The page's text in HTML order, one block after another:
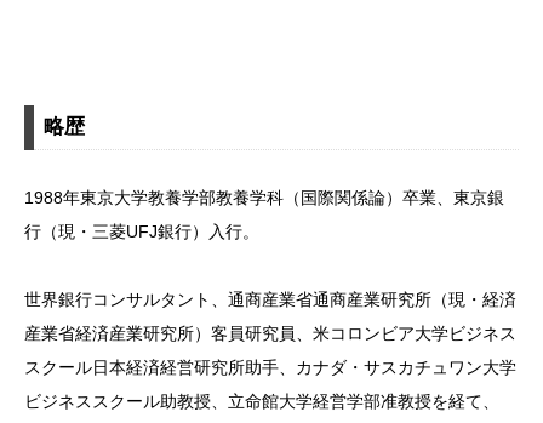
略歴
1988年東京大学教養学部教養学科（国際関係論）卒業、東京銀
行（現・三菱UFJ銀行）入行。
世界銀行コンサルタント、通商産業省通商産業研究所（現・経済
産業省経済産業研究所）客員研究員、米コロンビア大学ビジネス
スクール日本経済経営研究所助手、カナダ・サスカチュワン大学
ビジネススクール助教授、立命館大学経営学部准教授を経て、